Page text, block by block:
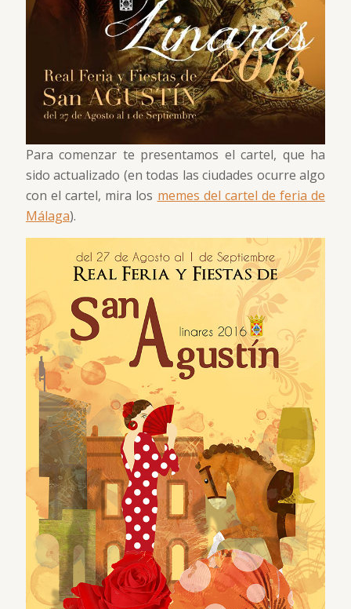
Para comenzar te presentamos el cartel, que ha
sido actualizado (en todas las ciudades ocurre algo
con el cartel, mira los memes del cartel de feria de
Málaga).